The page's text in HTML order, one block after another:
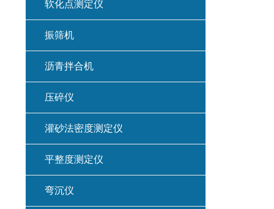
软化点测定仪
振筛机
沥青拌合机
压碎仪
灌砂法密度测定仪
平整度测定仪
弯沉仪